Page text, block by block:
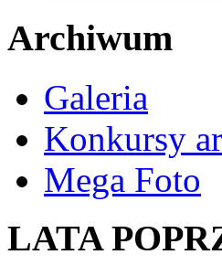
Archiwum
Galeria
Konkursy
Mega Foto
LATA